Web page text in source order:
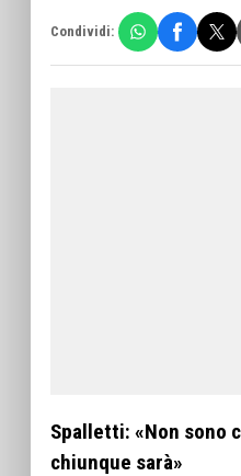
Condividi:
Spalletti: «Non sono
chiunque sarà»